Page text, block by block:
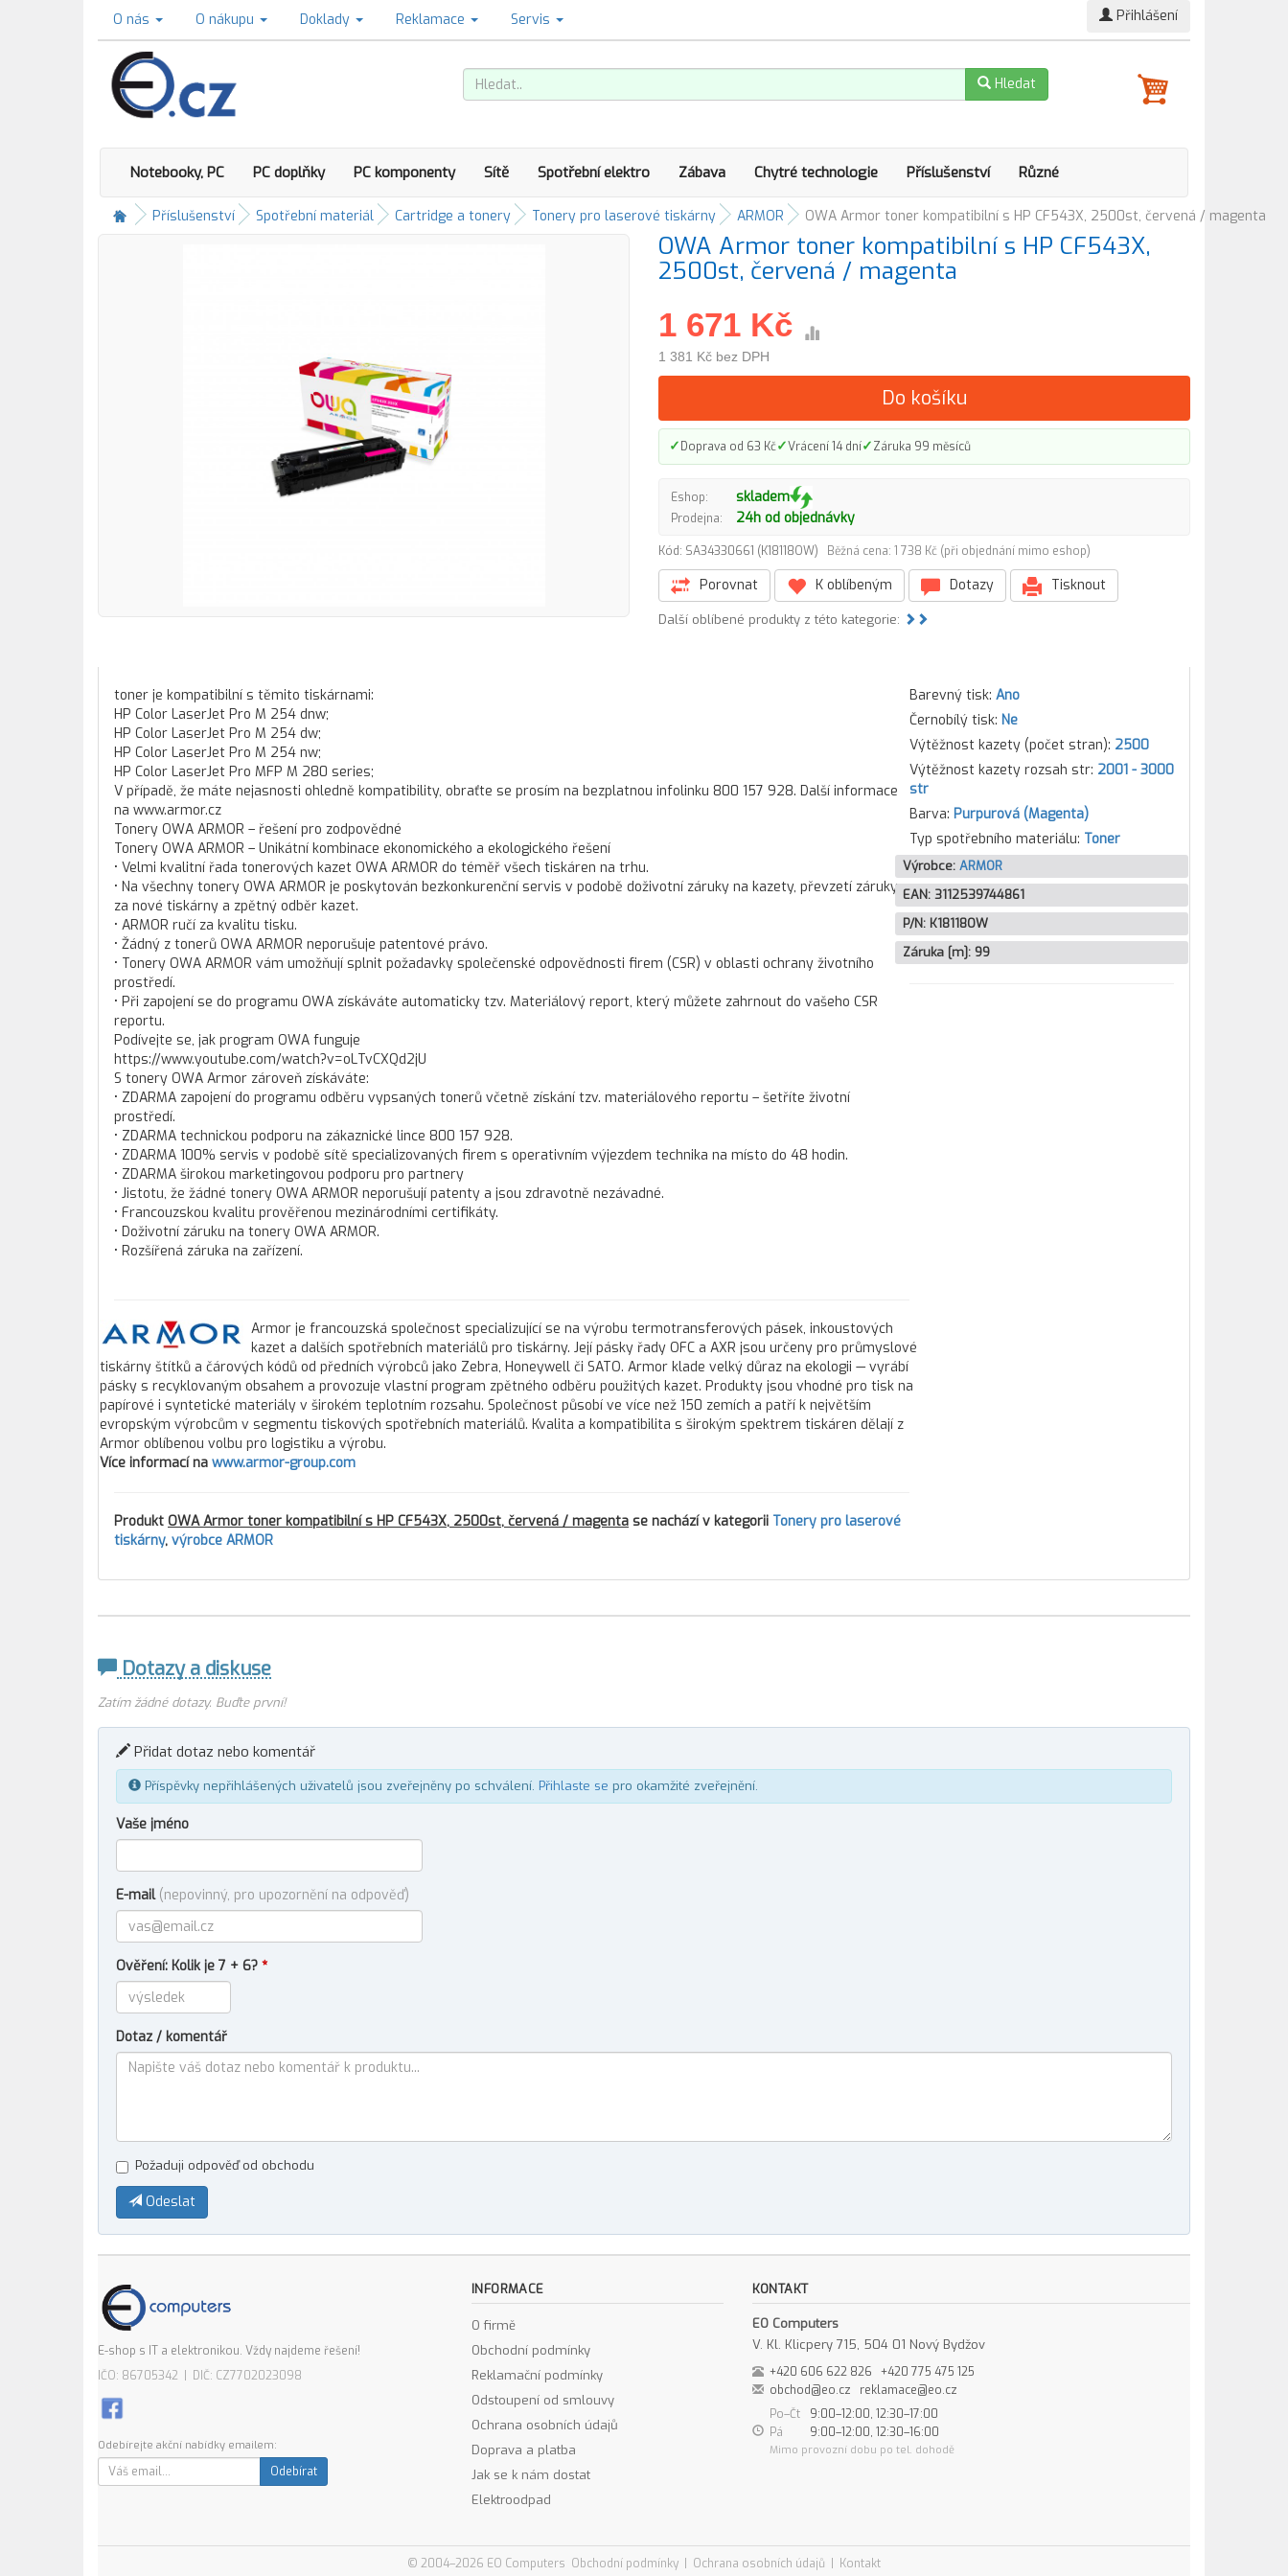
O nás O nákupu Doklady Reklamace Servis Přihlášení
Hledat
Notebooky, PC PC doplňky PC komponenty Sítě Spotřební elektro Zábava Chytré technologie Příslušenství Různé
Příslušenství Spotřební materiál Cartridge a tonery Tonery pro laserové tiskárny ARMOR OWA Armor toner kompatibilní s HP CF543X, 2500st, červená / magenta
OWA Armor toner kompatibilní s HP CF543X,
2500st, červená / magenta
1 671 Kč
1 381 Kč bez DPH
Do košíku
✓Doprava od 63 Kč✓Vrácení 14 dní✓Záruka 99 měsíců
Eshop: skladem
Prodejna: 24h od objednávky
Kód: SA34330661 (K18118OW) Běžná cena: 1 738 Kč (při objednání mimo eshop)
Porovnat K oblíbeným Dotazy Tisknout
Další oblíbené produkty z této kategorie:
toner je kompatibilní s těmito tiskárnami:
HP Color LaserJet Pro M 254 dnw;
HP Color LaserJet Pro M 254 dw;
HP Color LaserJet Pro M 254 nw;
HP Color LaserJet Pro MFP M 280 series;
V případě, že máte nejasnosti ohledně kompatibility, obraťte se prosím na bezplatnou infolinku 800 157 928. Další informace
na www.armor.cz
Tonery OWA ARMOR – řešení pro zodpovědné
Tonery OWA ARMOR – Unikátní kombinace ekonomického a ekologického řešení
• Velmi kvalitní řada tonerových kazet OWA ARMOR do téměř všech tiskáren na trhu.
• Na všechny tonery OWA ARMOR je poskytován bezkonkurenční servis v podobě doživotní záruky na kazety, převzetí záruky
za nové tiskárny a zpětný odběr kazet.
• ARMOR ručí za kvalitu tisku.
• Žádný z tonerů OWA ARMOR neporušuje patentové právo.
• Tonery OWA ARMOR vám umožňují splnit požadavky společenské odpovědnosti firem (CSR) v oblasti ochrany životního
prostředí.
• Při zapojení se do programu OWA získáváte automaticky tzv. Materiálový report, který můžete zahrnout do vašeho CSR
reportu.
Podívejte se, jak program OWA funguje
https://www.youtube.com/watch?v=oLTvCXQd2jU
S tonery OWA Armor zároveň získáváte:
• ZDARMA zapojení do programu odběru vypsaných tonerů včetně získání tzv. materiálového reportu – šetříte životní
prostředí.
• ZDARMA technickou podporu na zákaznické lince 800 157 928.
• ZDARMA 100% servis v podobě sítě specializovaných firem s operativním výjezdem technika na místo do 48 hodin.
• ZDARMA širokou marketingovou podporu pro partnery
• Jistotu, že žádné tonery OWA ARMOR neporušují patenty a jsou zdravotně nezávadné.
• Francouzskou kvalitu prověřenou mezinárodními certifikáty.
• Doživotní záruku na tonery OWA ARMOR.
• Rozšířená záruka na zařízení.
Armor je francouzská společnost specializující se na výrobu termotransferových pásek, inkoustových
kazet a dalších spotřebních materiálů pro tiskárny. Její pásky řady OFC a AXR jsou určeny pro průmyslové
tiskárny štítků a čárových kódů od předních výrobců jako Zebra, Honeywell či SATO. Armor klade velký důraz na ekologii — vyrábí
pásky s recyklovaným obsahem a provozuje vlastní program zpětného odběru použitých kazet. Produkty jsou vhodné pro tisk na
papírové i syntetické materiály v širokém teplotním rozsahu. Společnost působí ve více než 150 zemích a patří k největším
evropským výrobcům v segmentu tiskových spotřebních materiálů. Kvalita a kompatibilita s širokým spektrem tiskáren dělají z
Armor oblíbenou volbu pro logistiku a výrobu.
Více informací na www.armor-group.com
Produkt OWA Armor toner kompatibilní s HP CF543X, 2500st, červená / magenta se nachází v kategorii Tonery pro laserové
tiskárny, výrobce ARMOR
Barevný tisk: Ano
Černobílý tisk: Ne
Výtěžnost kazety (počet stran): 2500
Výtěžnost kazety rozsah str: 2001 - 3000
str
Barva: Purpurová (Magenta)
Typ spotřebního materiálu: Toner
Výrobce: ARMOR
EAN: 3112539744861
P/N: K18118OW
Záruka [m]: 99
Dotazy a diskuse
Zatím žádné dotazy. Buďte první!
Přidat dotaz nebo komentář
Příspěvky nepřihlášených uživatelů jsou zveřejněny po schválení. Přihlaste se pro okamžité zveřejnění.
Vaše jméno
E-mail (nepovinný, pro upozornění na odpověď)
Ověření: Kolik je 7 + 6? *
Dotaz / komentář
Požaduji odpověď od obchodu
Odeslat
E-shop s IT a elektronikou. Vždy najdeme řešení!
IČO: 86705342 | DIČ: CZ7702023098
Odebírejte akční nabídky emailem:
Odebírat
INFORMACE
O firmě
Obchodní podmínky
Reklamační podmínky
Odstoupení od smlouvy
Ochrana osobních údajů
Doprava a platba
Jak se k nám dostat
Elektroodpad
KONTAKT
EO Computers
V. Kl. Klicpery 715, 504 01 Nový Bydžov
+420 606 622 826
+420 775 475 125
obchod@eo.cz
reklamace@eo.cz
Po–Čt
9:00–12:00, 12:30–17:00
Pá
9:00–12:00, 12:30–16:00
Mimo provozní dobu po tel. dohodě
© 2004–2026 EO Computers Obchodní podmínky Ochrana osobních údajů Kontakt